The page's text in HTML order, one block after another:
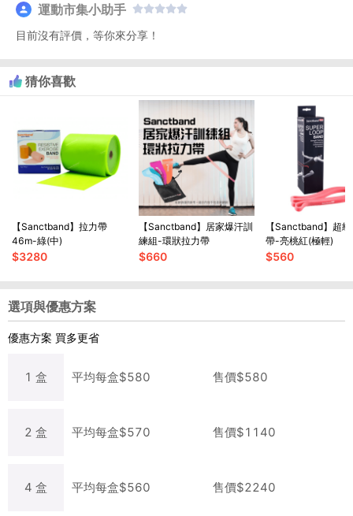
運動市集小助手
目前沒有評價，等你來分享！
猜你喜歡
【Sanctband】拉力帶
46m-綠(中)
$3280
【Sanctband】居家爆汗訓
練組-環狀拉力帶
$660
【Sanctband】超
帶-亮桃紅(極輕)
$560
選項與優惠方案
優惠方案 買多更省
1 盒 平均每盒$580 售價$580
2 盒 平均每盒$570 售價$1140
4 盒 平均每盒$560 售價$2240